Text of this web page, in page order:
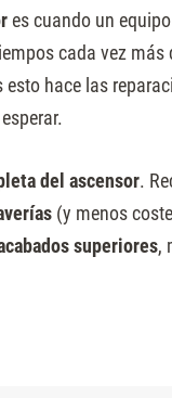
es cuando un
cada vez más
hace las
del ascensor.
(y menos
superiores,